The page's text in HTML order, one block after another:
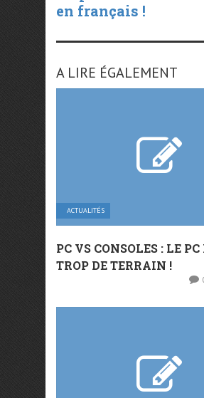
en français !
A LIRE ÉGALEMENT
ACTUALITÉS
PC VS CONSOLES : LE PC
TROP DE TERRAIN !